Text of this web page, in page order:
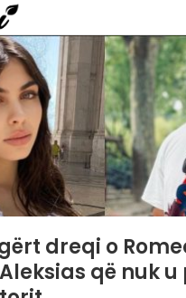
dreqi o
që nuk